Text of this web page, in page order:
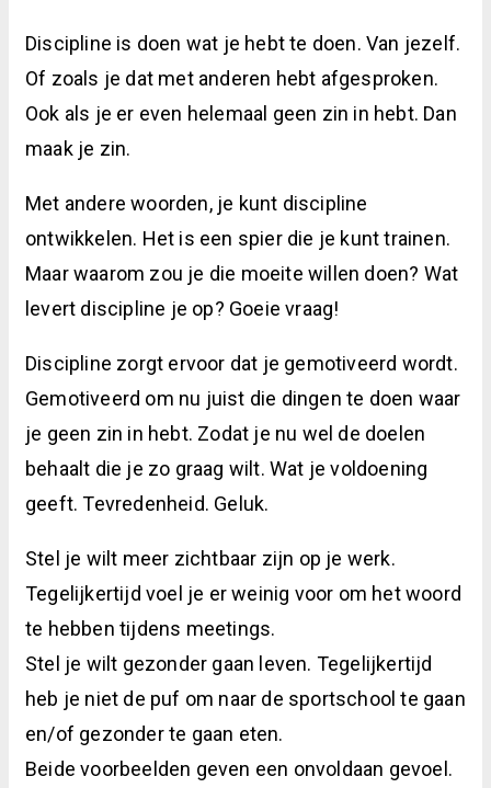
Discipline is doen wat je hebt te doen. Van jezelf.
Of zoals je dat met anderen hebt afgesproken.
Ook als je er even helemaal geen zin in hebt. Dan
maak je zin.
Met andere woorden, je kunt discipline
ontwikkelen. Het is een spier die je kunt trainen.
Maar waarom zou je die moeite willen doen? Wat
levert discipline je op? Goeie vraag!
Discipline zorgt ervoor dat je gemotiveerd wordt.
Gemotiveerd om nu juist die dingen te doen waar
je geen zin in hebt. Zodat je nu wel de doelen
behaalt die je zo graag wilt. Wat je voldoening
geeft. Tevredenheid. Geluk.
Stel je wilt meer zichtbaar zijn op je werk.
Tegelijkertijd voel je er weinig voor om het woord
te hebben tijdens meetings.
Stel je wilt gezonder gaan leven. Tegelijkertijd
heb je niet de puf om naar de sportschool te gaan
en/of gezonder te gaan eten.
Beide voorbeelden geven een onvoldaan gevoel.